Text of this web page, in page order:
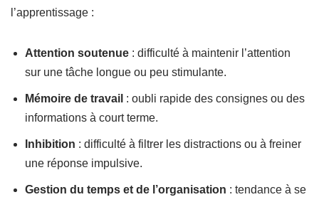
l’apprentissage :
Attention soutenue : difficulté à maintenir l’attention
sur une tâche longue ou peu stimulante.
Mémoire de travail : oubli rapide des consignes ou des
informations à court terme.
Inhibition : difficulté à filtrer les distractions ou à freiner
une réponse impulsive.
Gestion du temps et de l’organisation : tendance à se